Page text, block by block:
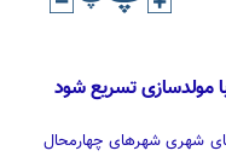
مولدسازی تسریع شود
شهری شهرهای چهارمحال